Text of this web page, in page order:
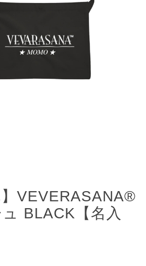
】VEVERASANA®︎
BLACK【名入